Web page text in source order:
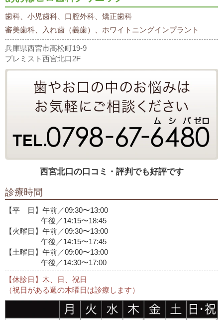
歯科、小児歯科、口腔外科、矯正歯科
審美歯科、入れ歯（義歯）、ホワイトニングインプラント
兵庫県西宮市高松町19-9
プレミスト西宮北口2F
西宮北口の口コミ・評判でも好評です
診療時間
【平 日】午前／09:30〜13:00
午後／14:15〜18:45
【火曜日】午前／09:30〜13:00
午後／14:15〜17:45
【土曜日】午前／09:00〜13:00
午後／14:30〜17:00
【休診日】木、日、祝日
（祝日がある週の木曜日は診療します）